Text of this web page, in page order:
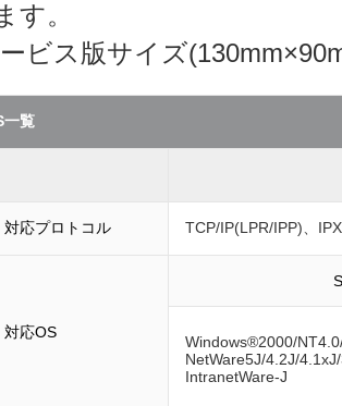
す。
ビス版サイズ
一覧
対応プロトコル TCP/IP(LPR/IPP)、
対応OS
Windows®2000/
NetWare5J/4.2J/
IntranetWare-J